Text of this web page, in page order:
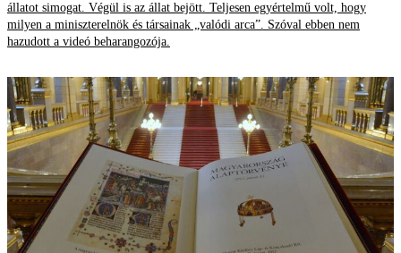
állatot simogat. Végül is az állat bejött. Teljesen egyértelmű volt, hogy
milyen a miniszterelnök és társainak „valódi arca”. Szóval ebben nem
hazudott a videó beharangozója.